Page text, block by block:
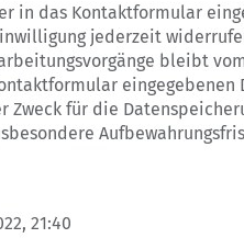
in das Kontaktformular
jederzeit
bleibt
Zweck für die
21:40